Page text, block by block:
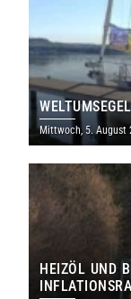
Mittwoch, 5. August
HEIZÖL UND